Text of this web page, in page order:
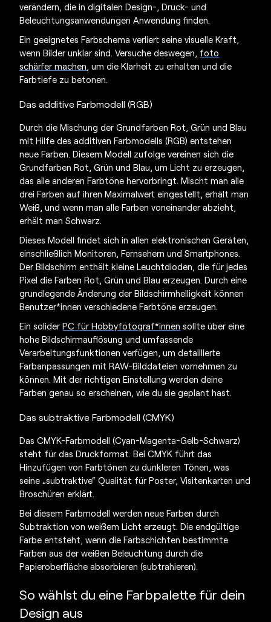
verändern, die in digitalen Design-, Druck- und
Beleuchtungsanwendungen Anwendung finden.
Ein geeignetes Farbschema verliert seine visuelle Kraft,
wenn Bilder unklar sind. Versuche deswegen, foto
schärfer machen, um die Klarheit zu erhalten und die
Farbtiefe zu betonen.
Das additive Farbmodell (RGB)
Durch die Mischung der Grundfarben Rot, Grün und Blau
mit Hilfe des additiven Farbmodells (RGB) entstehen
neue Farben. Diesem Modell zufolge vereinen sich die
Grundfarben Rot, Grün und Blau, um Licht zu erzeugen,
das alle anderen Farbtöne hervorbringt. Mischt man alle
drei Farben auf ihren Maximalwert eingestellt, erhält man
Weiß, und wenn man alle Farben voneinander abzieht,
erhält man Schwarz.
Dieses Modell findet sich in allen elektronischen Geräten,
einschließlich Monitoren, Fernsehern und Smartphones.
Der Bildschirm enthält kleine Leuchtdioden, die für jedes
Pixel die Farben Rot, Grün und Blau erzeugen. Durch eine
grundlegende Änderung der Bildschirmhelligkeit können
Benutzer*innen verschiedene Farbtöne erzeugen.
Ein solider PC für Hobbyfotograf*innen sollte über eine
hohe Bildschirmauflösung und umfassende
Verarbeitungsfunktionen verfügen, um detaillierte
Farbanpassungen mit RAW-Bilddateien vornehmen zu
können. Mit der richtigen Einstellung werden deine
Farben genau so erscheinen, wie du sie geplant hast.
Das subtraktive Farbmodell (CMYK)
Das CMYK-Farbmodell (Cyan-Magenta-Gelb-Schwarz)
steht für das Druckformat. Bei CMYK führt das
Hinzufügen von Farbtönen zu dunkleren Tönen, was
seine „subtraktive“ Qualität für Poster, Visitenkarten und
Broschüren erklärt.
Bei diesem Farbmodell werden neue Farben durch
Subtraktion von weißem Licht erzeugt. Die endgültige
Farbe entsteht, wenn die Farbschichten bestimmte
Farben aus der weißen Beleuchtung durch die
Papieroberfläche absorbieren (subtrahieren).
So wählst du eine Farbpalette für dein
Design aus